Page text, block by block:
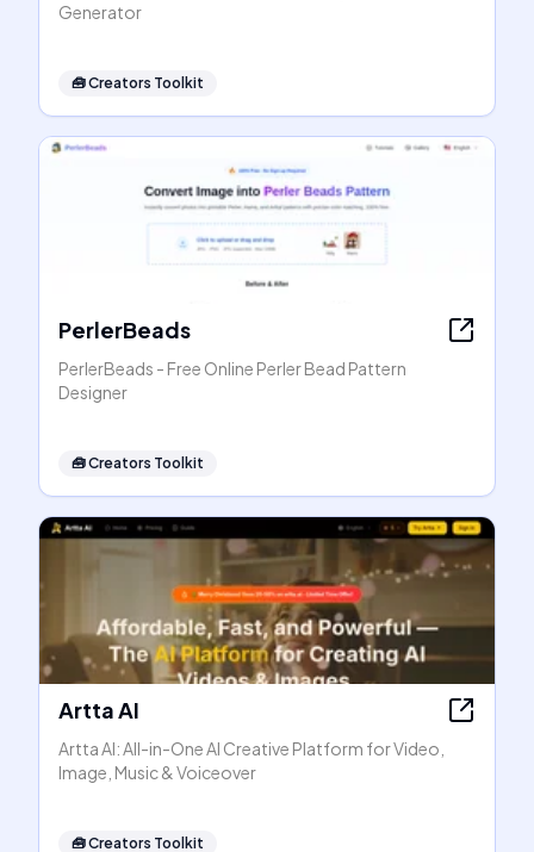
Generator
🧰Creators Toolkit
PerlerBeads
PerlerBeads - Free Online Perler Bead Pattern
Designer
🧰Creators Toolkit
Artta AI
Artta AI: All-in-One AI Creative Platform for Video,
Image, Music & Voiceover
🧰Creators Toolkit